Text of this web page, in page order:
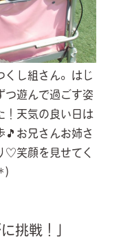
くし組さん。はじ
つ遊んで過ごす姿
！天気の良い日は
🎵お兄さんお姉さ
♡笑顔を見せてく
挑戦！」